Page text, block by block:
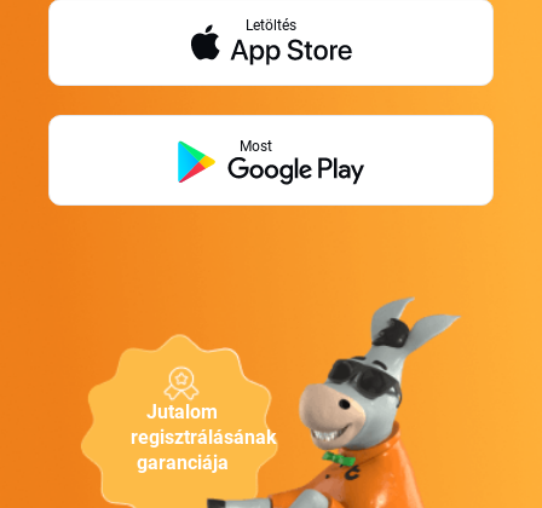
Jutalom
regisztrálásának
garanciája
Letöltés
Most